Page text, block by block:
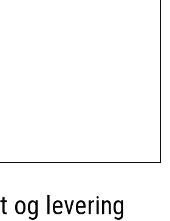
og levering